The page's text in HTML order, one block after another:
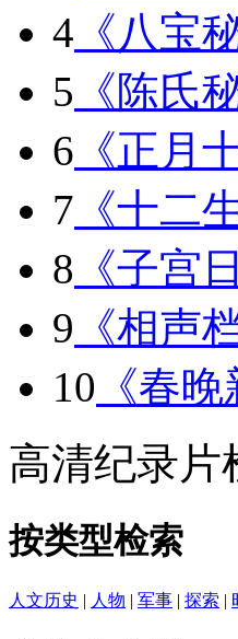
4 《八宝
5 《陈氏
6 《正月
7 《十二
8 《子宫
9 《相声
10 《春
高清纪录片
按类型检索
人文历史 | 人物 | 军事 | 探索 |